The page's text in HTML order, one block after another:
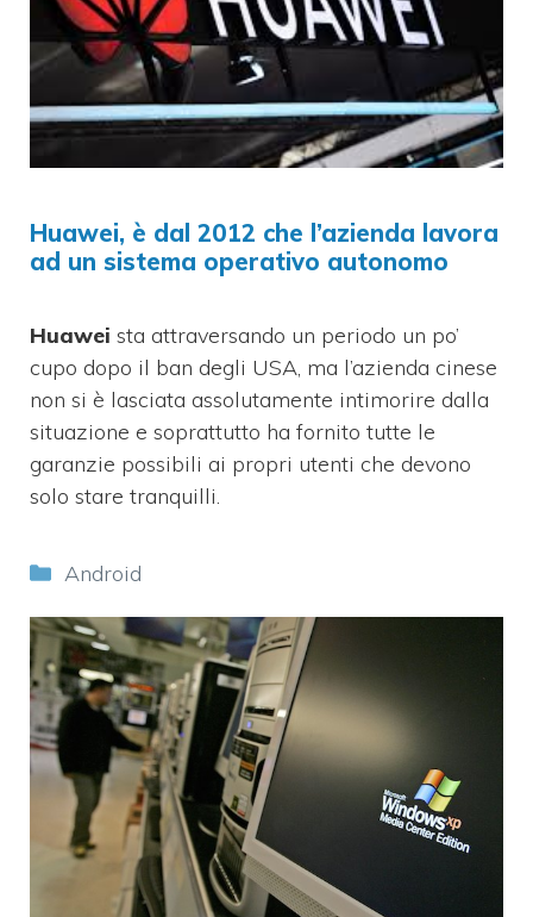
Huawei, è dal 2012 che l’azienda lavora
ad un sistema operativo autonomo
Huawei sta attraversando un periodo un po’
cupo dopo il ban degli USA, ma l’azienda cinese
non si è lasciata assolutamente intimorire dalla
situazione e soprattutto ha fornito tutte le
garanzie possibili ai propri utenti che devono
solo stare tranquilli.
Categorie
Android